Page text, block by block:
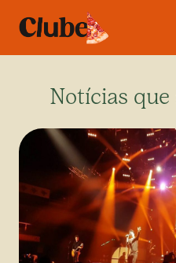
Notícias que